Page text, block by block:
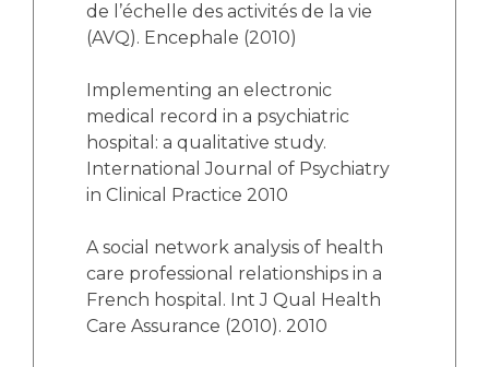
de l’échelle des activités de la vie
(AVQ). Encephale (2010)
Implementing an electronic
medical record in a psychiatric
hospital: a qualitative study.
International Journal of Psychiatry
in Clinical Practice 2010
A social network analysis of health
care professional relationships in a
French hospital. Int J Qual Health
Care Assurance (2010). 2010